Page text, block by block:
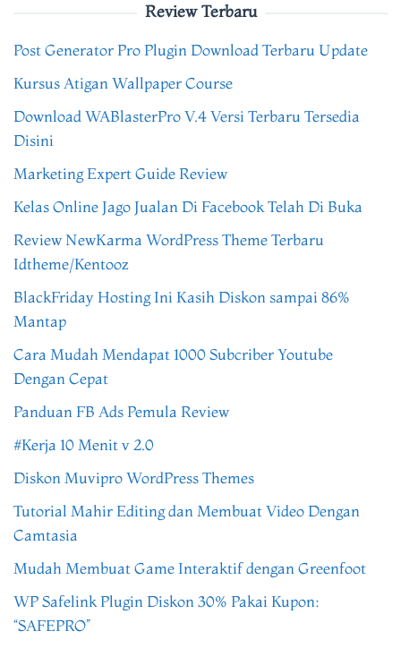
Review Terbaru
Post Generator Pro Plugin Download Terbaru Update
Kursus Atigan Wallpaper Course
Download WABlasterPro V.4 Versi Terbaru Tersedia
Disini
Marketing Expert Guide Review
Kelas Online Jago Jualan Di Facebook Telah Di Buka
Review NewKarma WordPress Theme Terbaru
Idtheme/Kentooz
BlackFriday Hosting Ini Kasih Diskon sampai 86%
Mantap
Cara Mudah Mendapat 1000 Subcriber Youtube
Dengan Cepat
Panduan FB Ads Pemula Review
#Kerja 10 Menit v 2.0
Diskon Muvipro WordPress Themes
Tutorial Mahir Editing dan Membuat Video Dengan
Camtasia
Mudah Membuat Game Interaktif dengan Greenfoot
WP Safelink Plugin Diskon 30% Pakai Kupon:
“SAFEPRO”